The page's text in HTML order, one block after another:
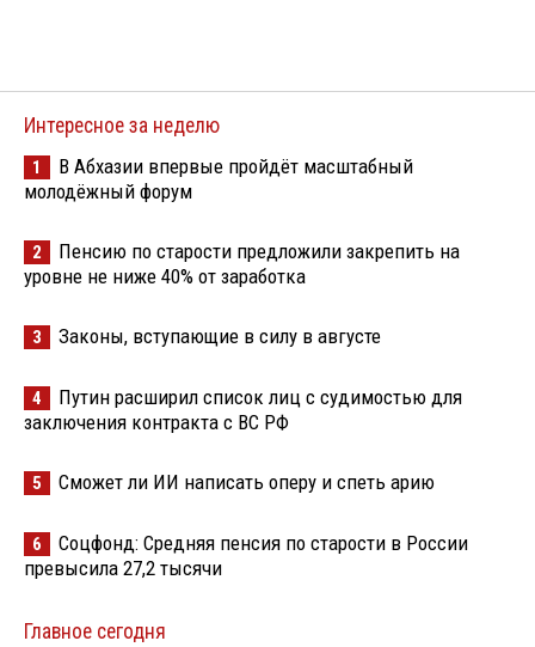
Интересное за неделю
1
В Абхазии впервые пройдёт масштабный
молодёжный форум
2
Пенсию по старости предложили закрепить на
уровне не ниже 40% от заработка
3 Законы, вступающие в силу в августе
4
Путин расширил список лиц с судимостью для
заключения контракта с ВС РФ
5 Сможет ли ИИ написать оперу и спеть арию
6
Соцфонд: Средняя пенсия по старости в России
превысила 27,2 тысячи
Главное сегодня